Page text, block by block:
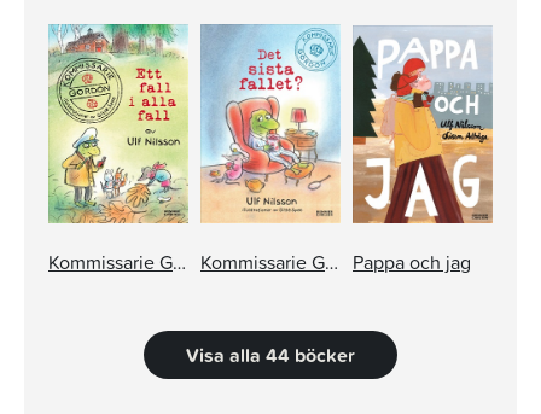
Kommissarie Gordon. Ett fall i alla fall Kommissarie Gordon. Det sista fallet? Pappa och jag
Visa alla 44 böcker